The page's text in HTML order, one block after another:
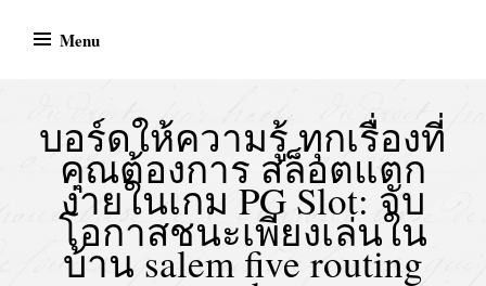
Menu
บอร์ดให้ความรู้ ทุกเรื่องที่
คุณต้องการ สล็อตแตก
ง่ายในเกม PG Slot: จับ
โอกาสชนะเพียงเล่นใน
บ้าน salem five routing